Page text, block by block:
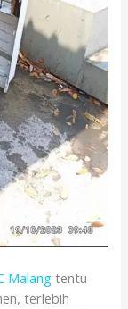
Malangtentu
terlebih